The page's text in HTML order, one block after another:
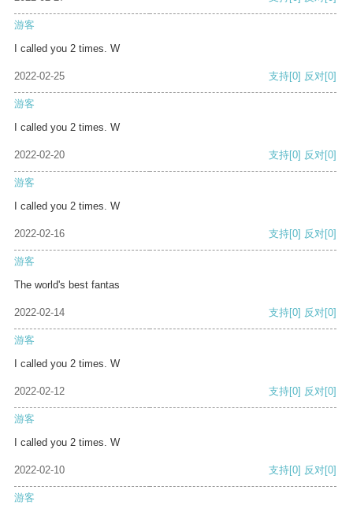
游客
I called you 2 times. W
2022-02-25 支持[0] 反对[0]
游客
I called you 2 times. W
2022-02-20 支持[0] 反对[0]
游客
I called you 2 times. W
2022-02-16 支持[0] 反对[0]
游客
The world's best fantas
2022-02-14 支持[0] 反对[0]
游客
I called you 2 times. W
2022-02-12 支持[0] 反对[0]
游客
I called you 2 times. W
2022-02-10 支持[0] 反对[0]
游客